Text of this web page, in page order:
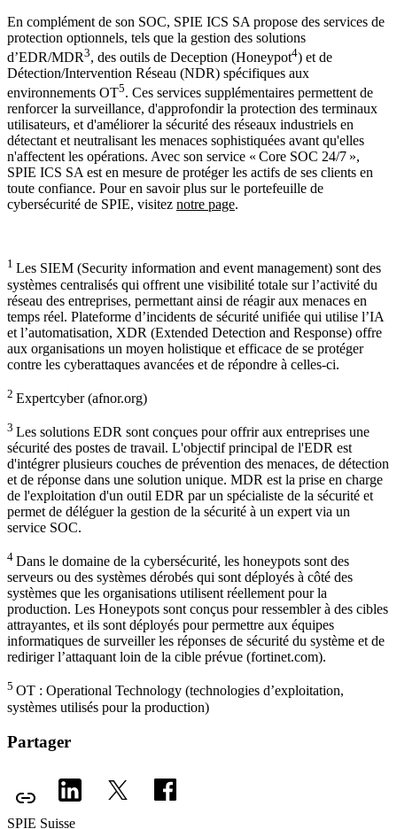
En complément de son SOC, SPIE ICS SA propose des services de
protection optionnels, tels que la gestion des solutions
d’EDR/MDR3, des outils de Deception (Honeypot4) et de
Détection/Intervention Réseau (NDR) spécifiques aux
environnements OT5. Ces services supplémentaires permettent de
renforcer la surveillance, d'approfondir la protection des terminaux
utilisateurs, et d'améliorer la sécurité des réseaux industriels en
détectant et neutralisant les menaces sophistiquées avant qu'elles
n'affectent les opérations. Avec son service « Core SOC 24/7 »,
SPIE ICS SA est en mesure de protéger les actifs de ses clients en
toute confiance. Pour en savoir plus sur le portefeuille de
cybersécurité de SPIE, visitez notre page.
1 Les SIEM (Security information and event management) sont des
systèmes centralisés qui offrent une visibilité totale sur l’activité du
réseau des entreprises, permettant ainsi de réagir aux menaces en
temps réel. Plateforme d’incidents de sécurité unifiée qui utilise l’IA
et l’automatisation, XDR (Extended Detection and Response) offre
aux organisations un moyen holistique et efficace de se protéger
contre les cyberattaques avancées et de répondre à celles-ci.
2 Expertcyber (afnor.org)
3 Les solutions EDR sont conçues pour offrir aux entreprises une
sécurité des postes de travail. L'objectif principal de l'EDR est
d'intégrer plusieurs couches de prévention des menaces, de détection
et de réponse dans une solution unique. MDR est la prise en charge
de l'exploitation d'un outil EDR par un spécialiste de la sécurité et
permet de déléguer la gestion de la sécurité à un expert via un
service SOC.
4 Dans le domaine de la cybersécurité, les honeypots sont des
serveurs ou des systèmes dérobés qui sont déployés à côté des
systèmes que les organisations utilisent réellement pour la
production. Les Honeypots sont conçus pour ressembler à des cibles
attrayantes, et ils sont déployés pour permettre aux équipes
informatiques de surveiller les réponses de sécurité du système et de
rediriger l’attaquant loin de la cible prévue (fortinet.com).
5 OT : Operational Technology (technologies d’exploitation,
systèmes utilisés pour la production)
Partager
SPIE Suisse